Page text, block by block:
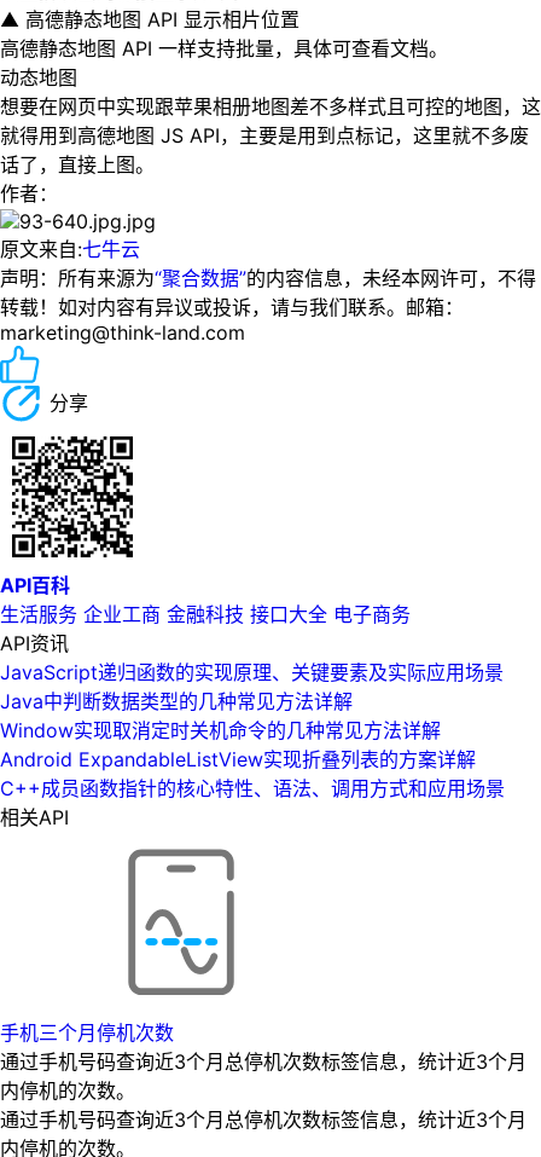
▲ 高德静态地图 API 显示相片位置
高德静态地图 API 一样支持批量，具体可查看文档。
动态地图
想要在网页中实现跟苹果相册地图差不多样式且可控的地图，这
就得用到高德地图 JS API，主要是用到点标记，这里就不多废
话了，直接上图。
作者：
原文来自:七牛云
声明：所有来源为“聚合数据”的内容信息，未经本网许可，不得
转载！如对内容有异议或投诉，请与我们联系。邮箱：
marketing@think-land.com
分享
API百科
生活服务 企业工商 金融科技 接口大全 电子商务
API资讯
JavaScript递归函数的实现原理、关键要素及实际应用场景
Java中判断数据类型的几种常见方法详解
Window实现取消定时关机命令的几种常见方法详解
Android ExpandableListView实现折叠列表的方案详解
C++成员函数指针的核心特性、语法、调用方式和应用场景
相关API
手机三个月停机次数
通过手机号码查询近3个月总停机次数标签信息，统计近3个月
内停机的次数。
通过手机号码查询近3个月总停机次数标签信息，统计近3个月
内停机的次数。